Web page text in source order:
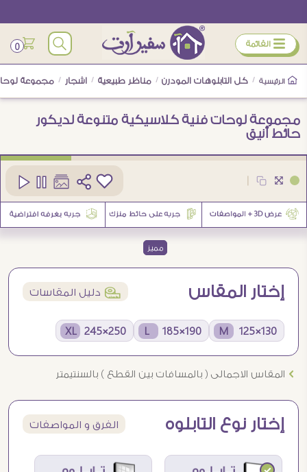
ÿ القائمة 0
الرئيسية / كل التابلوهات المودرن / مناظر طبيعية / اشجار / مجموعة
مجموعة لوحات فنية كلاسيكية متنوعة لديكور
حائط أنيق
مميز
إختار المقاس í دليل المقاسات
130×125 M
190×185 L
250×245 XL
Ö المقاس الاجمالى ( بالمسافات بين القطع ) بالسنتيمتر
إختار نوع التابلوه الفرق و المواصفات